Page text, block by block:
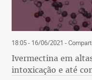
18:05 - 16/06/2021 -
Ivermectina em
intoxicação e até